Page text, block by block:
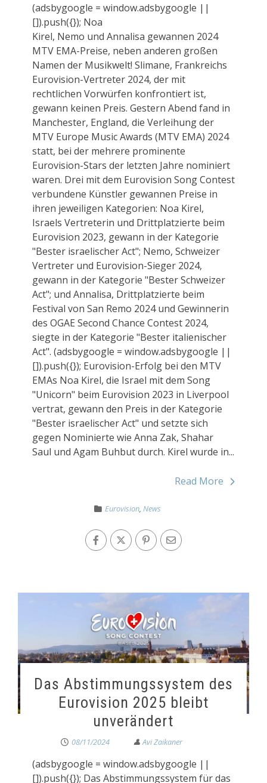
(adsbygoogle = window.adsbygoogle ||
[]).push({}); Noa
Kirel, Nemo und Annalisa gewannen 2024
MTV EMA-Preise, neben anderen großen
Namen der Musikwelt! Slimane, Frankreichs
Eurovision-Vertreter 2024, der mit
rechtlichen Vorwürfen konfrontiert ist,
gewann keinen Preis. Gestern Abend fand in
Manchester, England, die Verleihung der
MTV Europe Music Awards (MTV EMA) 2024
statt, bei der mehrere prominente
Eurovision-Stars der letzten Jahre nominiert
waren. Drei mit dem Eurovision Song Contest
verbundene Künstler gewannen Preise in
ihren jeweiligen Kategorien: Noa Kirel,
Israels Vertreterin und Drittplatzierte beim
Eurovision 2023, gewann in der Kategorie
"Bester israelischer Act"; Nemo, Schweizer
Vertreter und Eurovision-Sieger 2024,
gewann in der Kategorie "Bester Schweizer
Act"; und Annalisa, Drittplatzierte beim
Festival von San Remo 2024 und Gewinnerin
des OGAE Second Chance Contest 2024,
siegte in der Kategorie "Bester italienischer
Act". (adsbygoogle = window.adsbygoogle ||
[]).push({}); Eurovision-Erfolg bei den MTV
EMAs Noa Kirel, die Israel mit dem Song
"Unicorn" beim Eurovision 2023 in Liverpool
vertrat, gewann den Preis in der Kategorie
"Bester israelischer Act" und setzte sich
gegen Nominierte wie Anna Zak, Shahar
Saul und Agam Buhbut durch. Kirel wurde in...
Read More
Eurovision, News
Das Abstimmungssystem des
Eurovision 2025 bleibt
unverändert
08/11/2024
(adsbygoogle = window.adsbygoogle ||
[]).push({}); Das Abstimmungssystem für das